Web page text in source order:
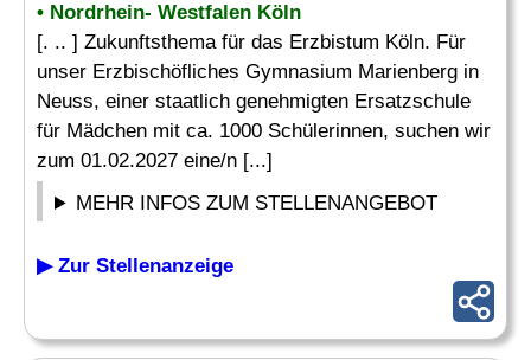
• Nordrhein- Westfalen Köln
[. .. ] Zukunftsthema für das Erzbistum Köln. Für
unser Erzbischöfliches Gymnasium Marienberg in
Neuss, einer staatlich genehmigten Ersatzschule
für Mädchen mit ca. 1000 Schülerinnen, suchen wir
zum 01.02.2027 eine/n [...]
MEHR INFOS ZUM STELLENANGEBOT
▶ Zur Stellenanzeige